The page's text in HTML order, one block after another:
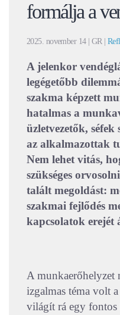
formálja a
2025. november 14| GR |
A jelenkor
legégetőbb
szakma képzett
hatalmas a
üzletvezetők, séfek
az alkalmazottak
Nem lehet vitás,
szükséges
talált megoldást:
szakmai fejlődés
kapcsolatok erejét
A
izgalmas téma volt
világít rá egy fontos